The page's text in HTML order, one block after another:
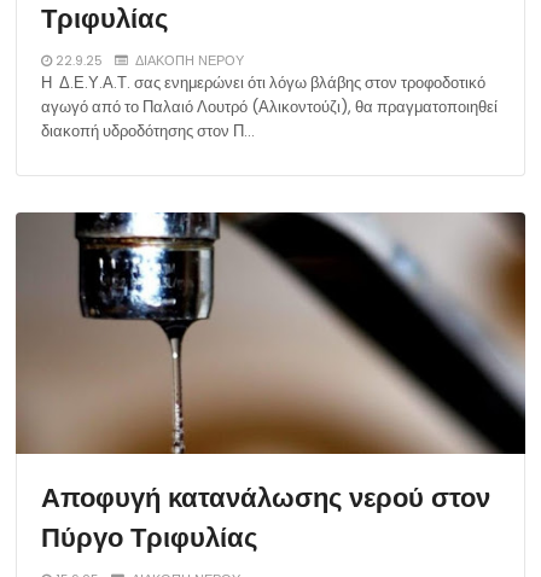
Τριφυλίας
22.9.25 ΔΙΑΚΟΠΗ ΝΕΡΟΥ
Η Δ.Ε.Υ.Α.Τ. σας ενημερώνει ότι λόγω βλάβης στον τροφοδοτικό
αγωγό από το Παλαιό Λουτρό (Αλικοντούζι), θα πραγματοποιηθεί
διακοπή υδροδότησης στον Π…
Αποφυγή κατανάλωσης νερού στον
Πύργο Τριφυλίας